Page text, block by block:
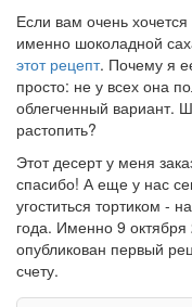
Если вам очень хочется
именно шоколадной
этот рецепт. Почему я
просто: не у всех она
облегченный вариант.
растопить?
Этот десерт у меня
спасибо! А еще у нас
угоститься тортиком -
года. Именно 9
опубликован первый
счету.